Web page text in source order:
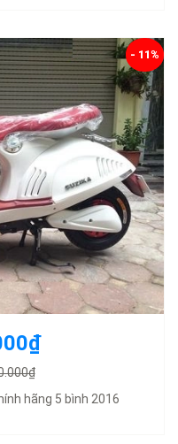
- 11%
hãng 5 bình 2016